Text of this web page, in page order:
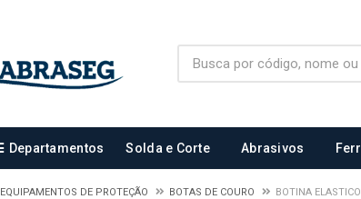
Departamentos Solda e Corte Abrasivos
EQUIPAMENTOS DE PROTEÇÃO BOTAS DE COURO BOTINA